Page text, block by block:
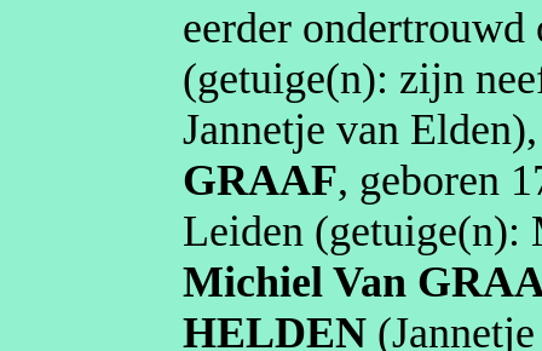
eerder
(getuige(n): zijn
Jannetje van Elden
GRAAF, geboren
Leiden (getuige(n):
Michiel Van
HELDEN (Jannetje